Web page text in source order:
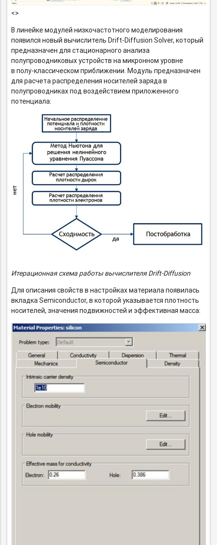
<>
В линейке модулей низкочастотного моделирования
появился новый вычислитель Drift-Diffusion Solver, который
предназначен для стационарного анализа
полупроводниковых устройств на микронном уровне
в полу-классическом приближении. Модуль предназначен
для расчета распределения носителей заряда в
полупроводниках под воздействием приложенного
потенциала:
Итерационная схема работы вычислителя Drift-Diffusion
Для описания свойств в настройках материала появилась
вкладка Semiconductor, в которой указывается плотность
носителей, значения подвижностей и эффективная масса: